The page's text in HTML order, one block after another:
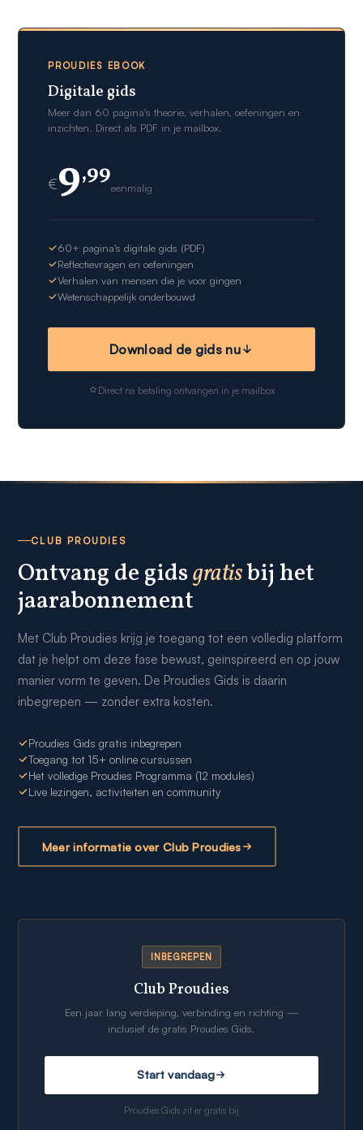
PROUDIES EBOOK
Digitale gids
Meer dan 60 pagina's theorie, verhalen, oefeningen en
inzichten. Direct als PDF in je mailbox.
€9,99eenmalig
60+ pagina's digitale gids (PDF)
Reflectievragen en oefeningen
Verhalen van mensen die je voor gingen
Wetenschappelijk onderbouwd
Download de gids nu
Direct na betaling ontvangen in je mailbox
CLUB PROUDIES
Ontvang de gidsgratisbij het
jaarabonnement
Met Club Proudies krijg je toegang tot een volledig platform
dat je helpt om deze fase bewust, geïnspireerd en op jouw
manier vorm te geven. De Proudies Gids is daarin
inbegrepen — zonder extra kosten.
Proudies Gids gratis inbegrepen
Toegang tot 15+ online cursussen
Het volledige Proudies Programma (12 modules)
Live lezingen, activiteiten en community
Meer informatie over Club Proudies
INBEGREPEN
Club Proudies
Een jaar lang verdieping, verbinding en richting —
inclusief de gratis Proudies Gids.
Start vandaag
Proudies Gids zit er gratis bij